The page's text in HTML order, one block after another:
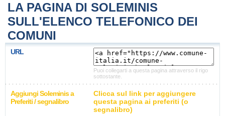
LA PAGINA DI SOLEMINIS
SULL'ELENCO TELEFONICO DEI
COMUNI
URL
Puoi collegarti a questa pagina attraverso il rigo
sottostante.
Aggiungi Soleminis a
Preferiti / segnalibro
Clicca sul link per aggiungere
questa pagina ai preferiti (o
segnalibro)